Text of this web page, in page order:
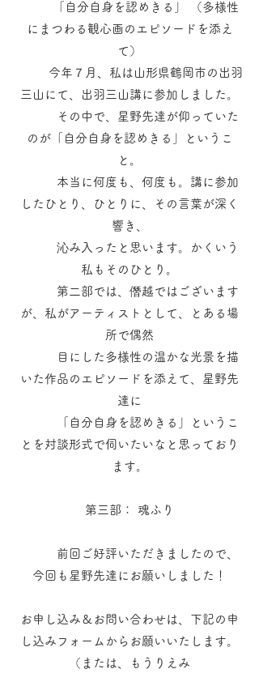
「自分自身を認めきる」 （多様性
にまつわる観心画のエピソードを添え
て）
今年７月、私は山形県鶴岡市の出羽
三山にて、出羽三山講に参加しました。
その中で、星野先達が仰っていた
のが「自分自身を認めきる」というこ
と。
本当に何度も、何度も。講に参加
したひとり、ひとりに、その言葉が深く
響き、
沁み入ったと思います。かくいう
私もそのひとり。
第二部では、僭越ではございます
が、私がアーティストとして、とある場
所で偶然
目にした多様性の温かな光景を描
いた作品のエピソードを添えて、星野先
達に
「自分自身を認めきる」というこ
とを対談形式で伺いたいなと思っており
ます。
第三部： 魂ふり
前回ご好評いただきましたので、
今回も星野先達にお願いしました！
お申し込み＆お問い合わせは、下記の申
し込みフォームからお願いいたします。
（または、もうりえみ